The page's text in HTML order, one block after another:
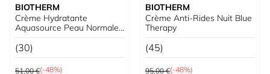
BIOTHERM
Crème Hydratante
Aquasource Peau Normale
à Mixte
(30)
Prix normal
51,00 €(-48%)
BIOTHERM
Crème Anti-Rides Nuit Blue
Therapy
(45)
Prix normal
95,00 €(-48%)